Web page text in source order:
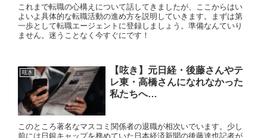
これまで転職の心構えについて話してきましたが、ここからはい
よいよ具体的な転職活動の進め方を説明していきます。まずは第
一歩として転職エージェントに登録しましょう。準備なんていり
ません。迷うことなく今すぐにです！
呟き
【呟き】元日経・後藤さんやテ
レ東・高橋さんになれなかった
私たちへ…
このところ著名なマスコミ関係者の退職が相次いでいます。少し
前には日銀キャップを務めていた日本経済新聞の後藤達也記者が